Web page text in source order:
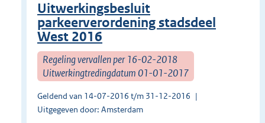
Uitwerkingsbesluit
parkeerverordening stadsdeel
West 2016
Regeling vervallen per 16-02-2018
Uitwerkingtredingdatum 01-01-2017
Geldend van 14-07-2016 t/m 31-12-2016
Uitgegeven door: Amsterdam